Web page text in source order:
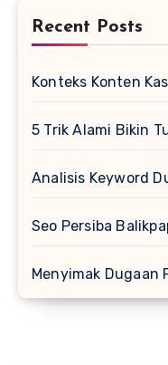
Recent Posts
Konteks Konten
5 Trik Alami Bikin
Analisis Keyword
Seo Persiba
Menyimak Dugaan